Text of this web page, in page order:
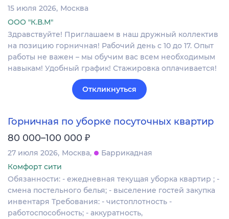
15 июля 2026 Москва
ООО "К.В.М"
Здравствуйте! Приглашаем в наш дружный коллектив
на позицию горничная! Рабочий день с 10 до 17. Опыт
работы не важен – мы обучим вас всем необходимым
навыкам! Удобный график! Стажировка оплачивается!
Откликнуться
Горничная по уборке посуточных квартир
80 000–100 000 ₽
27 июля 2026 Москва
Баррикадная
Комфорт сити
Обязанности: - ежедневная текущая уборка квартир ; -
смена постельного белья; - выселение гостей закупка
инвентаря Требования: - чистоплотность -
работоспособность; - аккуратность,